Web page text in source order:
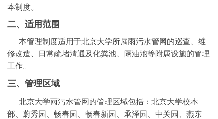
本制度。
二、适用范围
本管理制度适用于北京大学所属雨污水管网的巡查、维
修改造、日常疏堵清通及化粪池、隔油池等附属设施的管理
工作。
三、管理区域
北京大学雨污水管网的管理区域包括：北京大学校本
部、蔚秀园、畅春园、畅春新园、承泽园、中关园、燕东